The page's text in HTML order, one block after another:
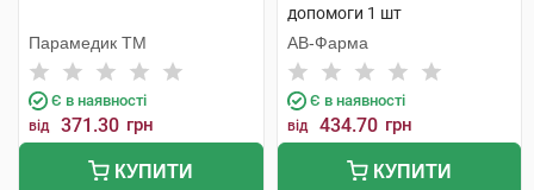
Парамедик ТМ
Є в наявності
від 371.30 грн
КУПИТИ
допомоги 1 шт
АВ-Фарма
Є в наявності
від 434.70 грн
КУПИТИ